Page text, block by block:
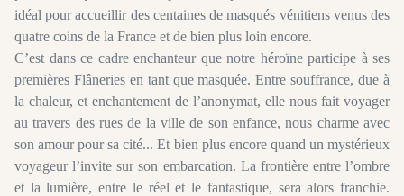
idéal pour accueillir des centaines de masqués vénitiens venus des
quatre coins de la France et de bien plus loin encore.
C’est dans ce cadre enchanteur que notre héroïne participe à ses
premières Flâneries en tant que masquée. Entre souffrance, due à
la chaleur, et enchantement de l’anonymat, elle nous fait voyager
au travers des rues de la ville de son enfance, nous charme avec
son amour pour sa cité... Et bien plus encore quand un mystérieux
voyageur l’invite sur son embarcation. La frontière entre l’ombre
et la lumière, entre le réel et le fantastique, sera alors franchie.